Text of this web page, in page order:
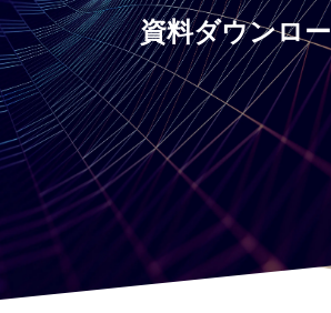
資料ダウンロ